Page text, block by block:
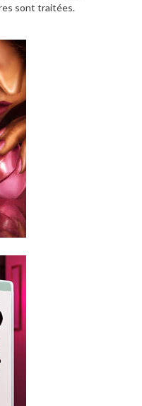
sont traitées.